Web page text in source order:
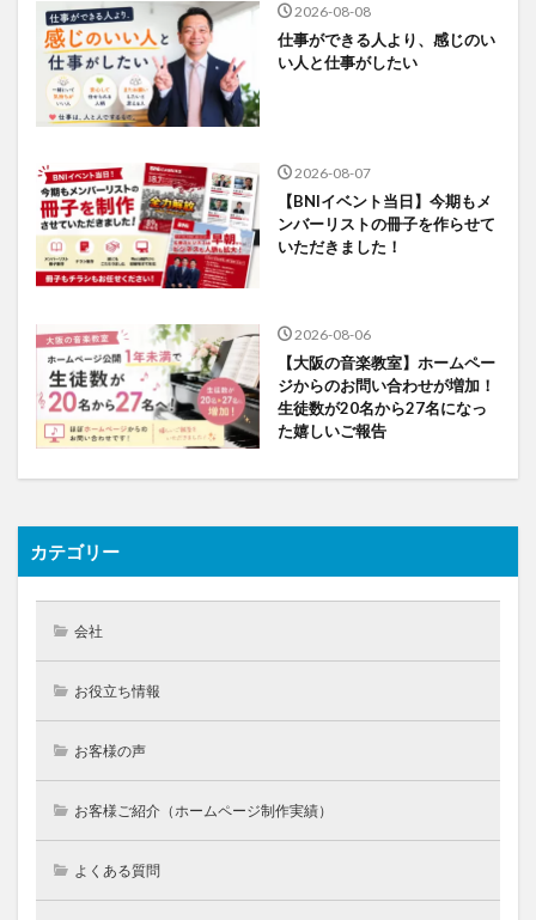
2026-08-08
仕事ができる人より、感じのい
い人と仕事がしたい
2026-08-07
【BNIイベント当日】今期もメ
ンバーリストの冊子を作らせて
いただきました！
2026-08-06
【大阪の音楽教室】ホームペー
ジからのお問い合わせが増加！
生徒数が20名から27名になっ
た嬉しいご報告
カテゴリー
会社
お役立ち情報
お客様の声
お客様ご紹介（ホームページ制作実績）
よくある質問